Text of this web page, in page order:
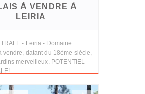
À VENDRE À
LEIRIA
- Leiria - Domaine
vendre, datant du 18ème siècle,
merveilleux. POTENTIEL